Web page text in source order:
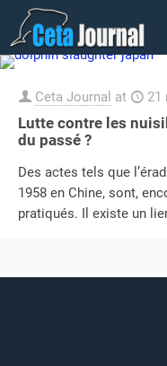
Ceta Journal at 21
Lutte contre les
du passé ?
Des actes tels que
1958 en Chine, sont,
pratiqués. Il existe un